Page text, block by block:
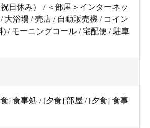
日休み） / ＜部屋＞インターネッ
大浴場 / 売店 / 自動販売機 / コイン
) / モーニングコール / 宅配便 / 駐車
] 食事処 / [夕食] 部屋 / [夕食] 食事